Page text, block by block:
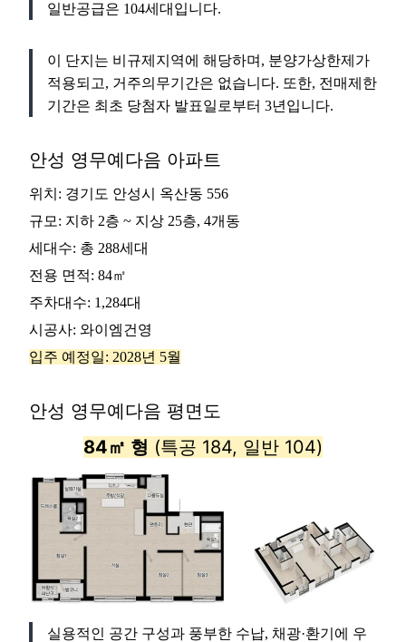
일반공급은 104세대입니다.
이 단지는 비규제지역에 해당하며, 분양가상한제가
적용되고, 거주의무기간은 없습니다. 또한, 전매제한
기간은 최초 당첨자 발표일로부터 3년입니다.
안성 영무예다음 아파트
위치: 경기도 안성시 옥산동 556
규모: 지하 2층 ~ 지상 25층, 4개동
세대수: 총 288세대
전용 면적: 84㎡
주차대수: 1,284대
시공사: 와이엠건영
입주 예정일: 2028년 5월
안성 영무예다음 평면도
84㎡ 형 (특공 184, 일반 104)
실용적인 공간 구성과 풍부한 수납, 채광·환기에 우